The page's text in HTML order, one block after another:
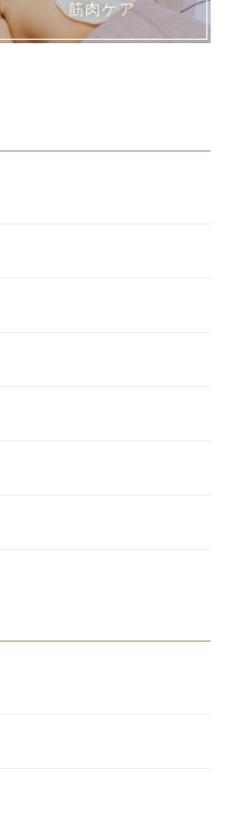
筋肉ケア